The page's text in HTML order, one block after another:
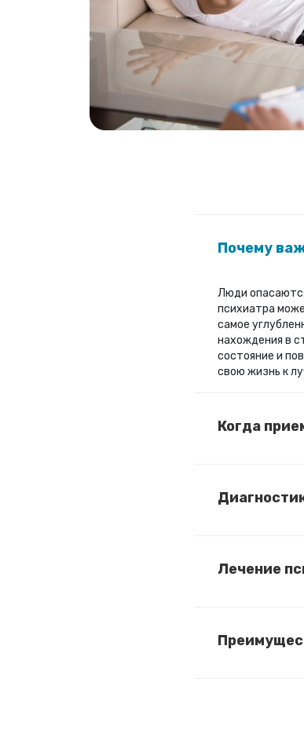
Почему
Люди
психиатра
самое
нахождения в
состояние и
свою жизнь к
Когда
Лечение